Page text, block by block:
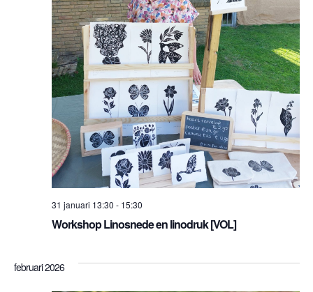
Workshop Linosnede en linodruk [VOL]
31 januari 13:30 - 15:30
februari 2026